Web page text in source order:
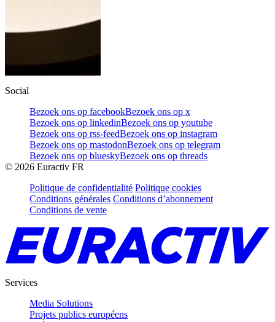
Social
Bezoek ons op facebookBezoek ons op x
Bezoek ons op linkedinBezoek ons op youtube
Bezoek ons op rss-feedBezoek ons op instagram
Bezoek ons op mastodonBezoek ons op telegram
Bezoek ons op blueskyBezoek ons op threads
© 2026 Euractiv FR
Politique de confidentialité Politique cookies
Conditions générales Conditions d’abonnement
Conditions de vente
Services
Media Solutions
Projets publics européens